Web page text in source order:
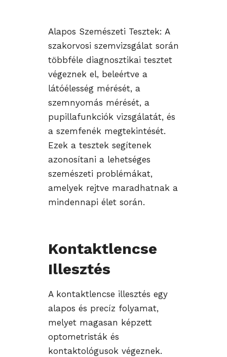
Alapos Szemészeti Tesztek: A
szakorvosi szemvizsgálat során
többféle diagnosztikai tesztet
végeznek el, beleértve a
látóélesség mérését, a
szemnyomás mérését, a
pupillafunkciók vizsgálatát, és
a szemfenék megtekintését.
Ezek a tesztek segítenek
azonosítani a lehetséges
szemészeti problémákat,
amelyek rejtve maradhatnak a
mindennapi élet során.
Kontaktlencse
Illesztés
A kontaktlencse illesztés egy
alapos és precíz folyamat,
melyet magasan képzett
optometristák és
kontaktológusok végeznek.